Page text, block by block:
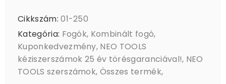
Cikkszám:01-250
Kategória: Fogók, Kombinált fogó,
Kuponkedvezmény, NEO TOOLS
kéziszerszámok 25 év törésgaranciával!, NEO
TOOLS szerszámok, Összes termék,